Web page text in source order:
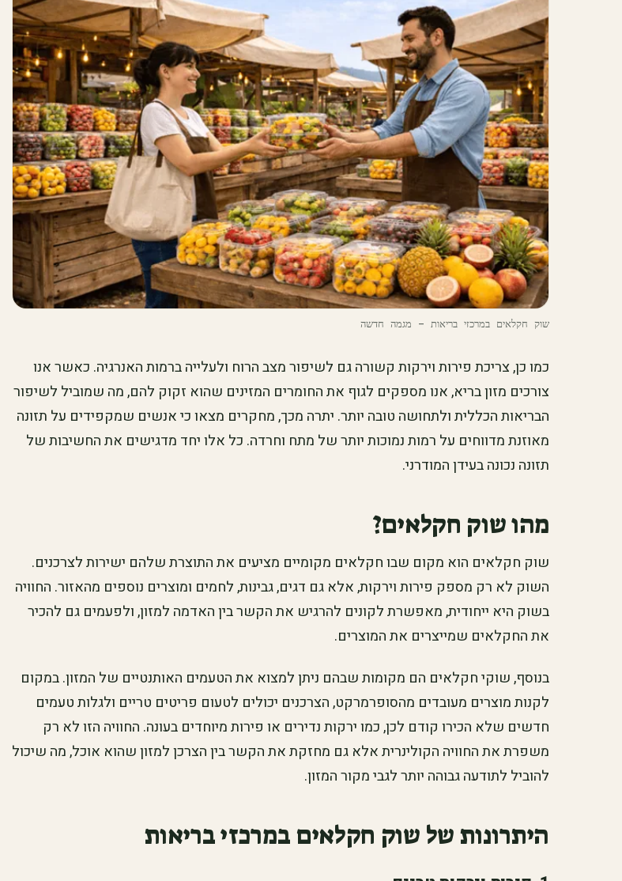
שוק חקלאים במרכזי בריאות – מגמה חדשה
כמו כן, צריכת פירות וירקות קשורה גם לשיפור מצב הרוח ולעלייה ברמות האנרגיה. כאשר אנו
צורכים מזון בריא, אנו מספקים לגוף את החומרים המזינים שהוא זקוק להם, מה שמוביל לשיפור
הבריאות הכללית ולתחושה טובה יותר. יתרה מכך, מחקרים מצאו כי אנשים שמקפידים על תזונה
מאוזנת מדווחים על רמות נמוכות יותר של מתח וחרדה. כל אלו יחד מדגישים את החשיבות של
תזונה נכונה בעידן המודרני.
מהו שוק חקלאים?
שוק חקלאים הוא מקום שבו חקלאים מקומיים מציעים את התוצרת שלהם ישירות לצרכנים.
השוק לא רק מספק פירות וירקות, אלא גם דגים, גבינות, לחמים ומוצרים נוספים מהאזור. החוויה
בשוק היא ייחודית, מאפשרת לקונים להרגיש את הקשר בין האדמה למזון, ולפעמים גם להכיר
את החקלאים שמייצרים את המוצרים.
בנוסף, שוקי חקלאים הם מקומות שבהם ניתן למצוא את הטעמים האותנטיים של המזון. במקום
לקנות מוצרים מעובדים מהסופרמרקט, הצרכנים יכולים לטעום פריטים טריים ולגלות טעמים
חדשים שלא הכירו קודם לכן, כמו ירקות נדירים או פירות מיוחדים בעונה. החוויה הזו לא רק
משפרת את החוויה הקולינרית אלא גם מחזקת את הקשר בין הצרכן למזון שהוא אוכל, מה שיכול
להוביל לתודעה גבוהה יותר לגבי מקור המזון.
היתרונות של שוק חקלאים במרכזי בריאות